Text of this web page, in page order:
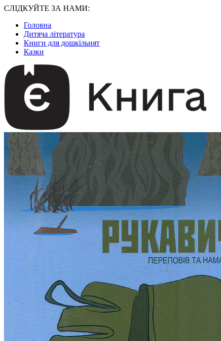
СЛІДКУЙТЕ ЗА НАМИ:
Головна
Дитяча література
Книги для дошкільнят
Казки